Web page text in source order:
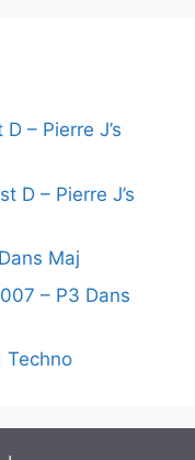
– Pierre J’s
D – Pierre J’s
Maj
– P3 Dans
Techno